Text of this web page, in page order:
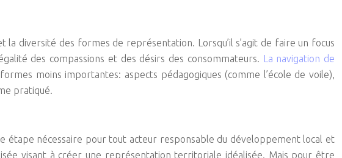
diversité des formes de représentation. Lorsqu’il s’agit de faire un focus
des compassions et des désirs des consommateurs. La navigation de
moins importantes: aspects pédagogiques (comme l’école de voile),
pratiqué.
étape nécessaire pour tout acteur responsable du développement local et
visant à créer une représentation territoriale idéalisée. Mais pour être